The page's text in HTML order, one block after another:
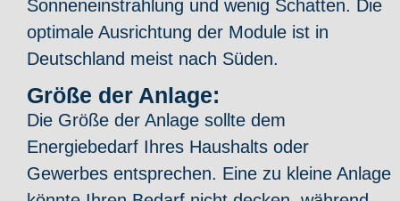
Sonneneinstrahlung und wenig Schatten. Die
optimale Ausrichtung der Module ist in
Deutschland meist nach Süden.
Größe der Anlage:
Die Größe der Anlage sollte dem
Energiebedarf Ihres Haushalts oder
Gewerbes entsprechen. Eine zu kleine Anlage